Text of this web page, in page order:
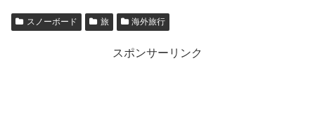
スノーボード 旅 海外旅行
スポンサーリンク